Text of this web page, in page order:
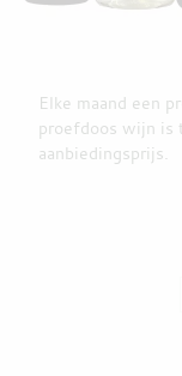
Elke maand een
proefdoos wijn is
aanbiedingsprijs.